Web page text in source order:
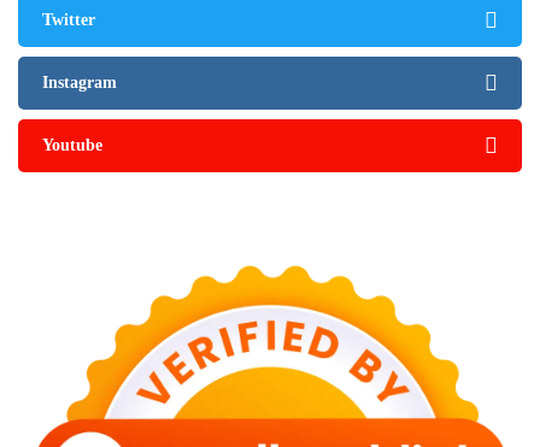
Twitter
Instagram
Youtube